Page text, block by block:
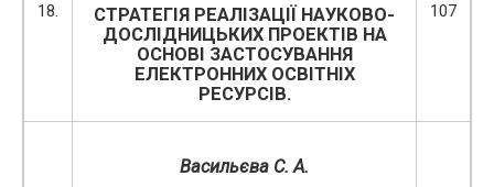
18.
СТРАТЕГІЯ РЕАЛІЗАЦІЇ НАУКОВО-
ДОСЛІДНИЦЬКИХ ПРОЕКТІВ НА
ОСНОВІ ЗАСТОСУВАННЯ
ЕЛЕКТРОННИХ ОСВІТНІХ
РЕСУРСІВ.
107
Васильєва С. А.